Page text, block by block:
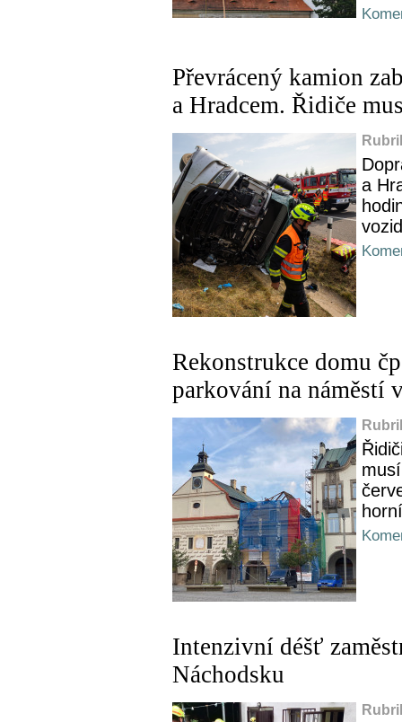
Převrácený kamion
a Hradcem. Řidiče
a
Rekonstrukce domu
parkování na náměstí
Intenzivní déšť
Náchodsku